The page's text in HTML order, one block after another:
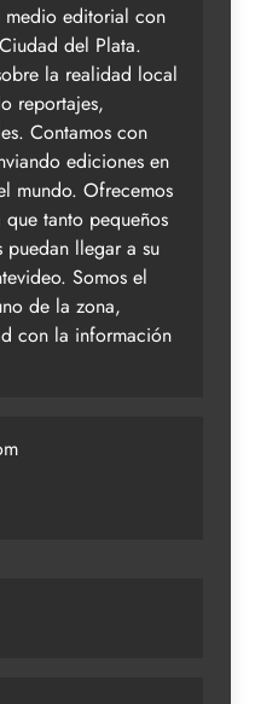
medio editorial con
del Plata.
la realidad local
reportajes,
Contamos con
ediciones en
mundo. Ofrecemos
tanto pequeños
puedan llegar a su
Somos el
de la zona,
con la información